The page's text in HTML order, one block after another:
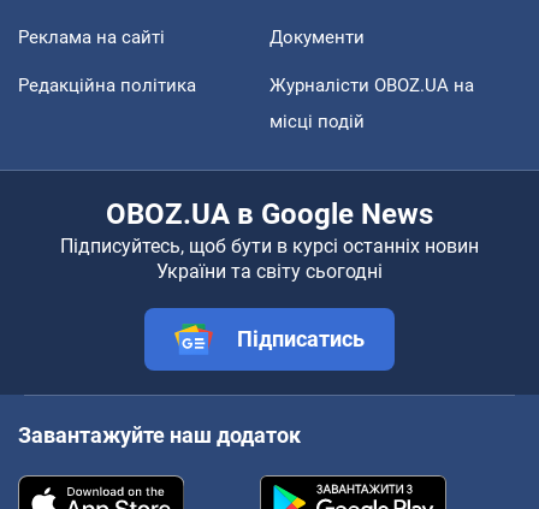
Реклама на сайті Документи
Редакційна політика
Журналісти OBOZ.UA на
місці подій
OBOZ.UA в Google News
Підписуйтесь, щоб бути в курсі останніх новин
України та світу сьогодні
Підписатись
Завантажуйте наш додаток